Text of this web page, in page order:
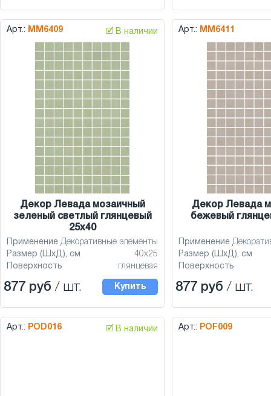
Арт.: MM6409 🗹 В наличии
Декор Левада мозаичный
зеленый светлый глянцевый
25x40
Применение Декоративные элементы
Размер (ШхД), см
40x25
Поверхность
глянцевая
877 руб / шт. Купить
Арт.: MM6411
Декор Левада
бежевый
Применение
Размер (ШхД), см
Поверхность
877 руб / шт.
Арт.: POD016 🗹 В наличии Арт.: POF009